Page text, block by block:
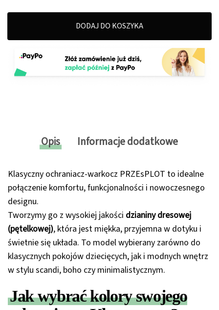
DODAJ DO KOSZYKA
Opis Informacje dodatkowe
Klasyczny ochraniacz-warkocz PRZEsPLOT to idealne
połączenie komfortu, funkcjonalności i nowoczesnego
designu.
Tworzymy go z wysokiej jakości dzianiny dresowej
(pętelkowej), która jest miękka, przyjemna w dotyku i
świetnie się układa. To model wybierany zarówno do
klasycznych pokojów dziecięcych, jak i modnych wnętrz
w stylu scandi, boho czy minimalistycznym.
Jak wybrać kolory swojego